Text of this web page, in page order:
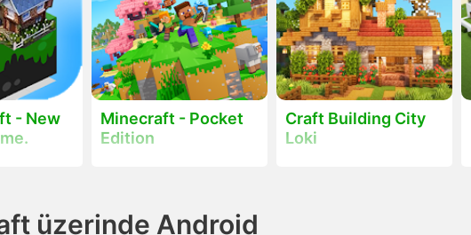
- New
Minecraft - Pocket
Edition
Craft Building City
Loki
üzerinde Android